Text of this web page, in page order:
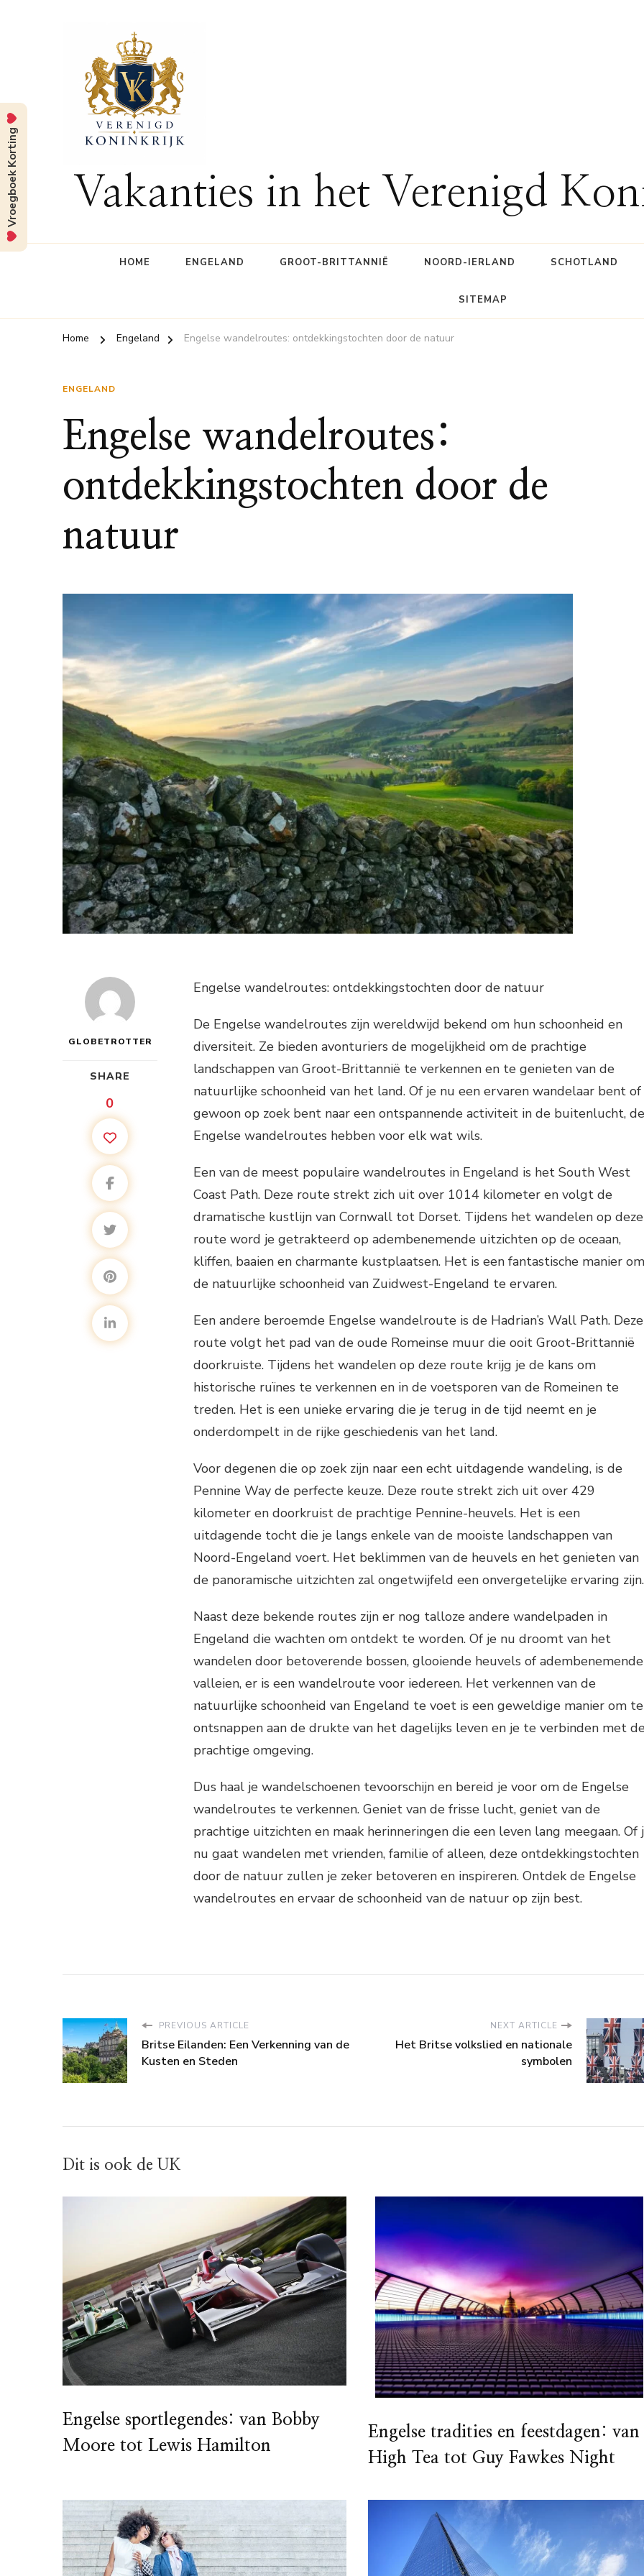
Vakanties in het Verenigd
HOME ENGELAND GROOT-BRITTANNIË NOORD-IERLAND SCHOTLAND
SITEMAP
Home Engeland Engelse wandelroutes: ontdekkingstochten door de natuur
ENGELAND
Engelse wandelroutes:
ontdekkingstochten door de
natuur
GLOBETROTTER
SHARE
0
Engelse wandelroutes: ontdekkingstochten door de natuur
De Engelse wandelroutes zijn wereldwijd bekend om hun schoonheid en
diversiteit. Ze bieden avonturiers de mogelijkheid om de prachtige
landschappen van Groot-Brittannië te verkennen en te genieten van de
natuurlijke schoonheid van het land. Of je nu een ervaren wandelaar bent of
gewoon op zoek bent naar een ontspannende activiteit in de buitenlucht, de
Engelse wandelroutes hebben voor elk wat wils.
Een van de meest populaire wandelroutes in Engeland is het South West
Coast Path. Deze route strekt zich uit over 1014 kilometer en volgt de
dramatische kustlijn van Cornwall tot Dorset. Tijdens het wandelen op deze
route word je getrakteerd op adembenemende uitzichten op de oceaan,
kliffen, baaien en charmante kustplaatsen. Het is een fantastische manier om
de natuurlijke schoonheid van Zuidwest-Engeland te ervaren.
Een andere beroemde Engelse wandelroute is de Hadrian’s Wall Path. Deze
route volgt het pad van de oude Romeinse muur die ooit Groot-Brittannië
doorkruiste. Tijdens het wandelen op deze route krijg je de kans om
historische ruïnes te verkennen en in de voetsporen van de Romeinen te
treden. Het is een unieke ervaring die je terug in de tijd neemt en je
onderdompelt in de rijke geschiedenis van het land.
Voor degenen die op zoek zijn naar een echt uitdagende wandeling, is de
Pennine Way de perfecte keuze. Deze route strekt zich uit over 429
kilometer en doorkruist de prachtige Pennine-heuvels. Het is een
uitdagende tocht die je langs enkele van de mooiste landschappen van
Noord-Engeland voert. Het beklimmen van de heuvels en het genieten van
de panoramische uitzichten zal ongetwijfeld een onvergetelijke ervaring zijn.
Naast deze bekende routes zijn er nog talloze andere wandelpaden in
Engeland die wachten om ontdekt te worden. Of je nu droomt van het
wandelen door betoverende bossen, glooiende heuvels of adembenemende
valleien, er is een wandelroute voor iedereen. Het verkennen van de
natuurlijke schoonheid van Engeland te voet is een geweldige manier om te
ontsnappen aan de drukte van het dagelijks leven en je te verbinden met
prachtige omgeving.
Dus haal je wandelschoenen tevoorschijn en bereid je voor om de Engelse
wandelroutes te verkennen. Geniet van de frisse lucht, geniet van de
prachtige uitzichten en maak herinneringen die een leven lang meegaan. Of
nu gaat wandelen met vrienden, familie of alleen, deze ontdekkingstochten
door de natuur zullen je zeker betoveren en inspireren. Ontdek de Engelse
wandelroutes en ervaar de schoonheid van de natuur op zijn best.
PREVIOUS ARTICLE
Britse Eilanden: Een Verkenning van de
Kusten en Steden
NEXT ARTICLE
Het Britse volkslied en nationale
symbolen
Dit is ook de UK
Engelse sportlegendes: van Bobby
Moore tot Lewis Hamilton
Engelse tradities en feestdagen: van
High Tea tot Guy Fawkes Night
Vroegboek Korting